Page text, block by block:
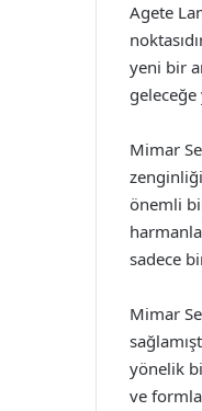
Agete
yeni bir
Mimar
önemli
sadece
Mimar
yönelik
ve